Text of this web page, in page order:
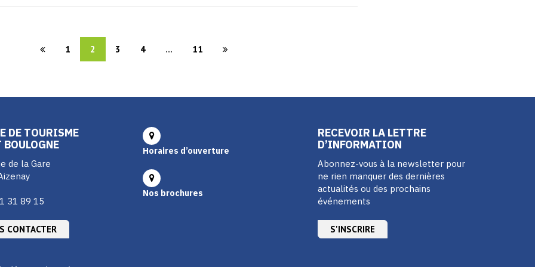
1 2 3 4 ... 11
DE TOURISME
de la Gare
31 89 15
CONTACTER
Horaires d’ouverture
Nos brochures
RECEVOIR LA LETTRE
D’INFORMATION
Abonnez-vous à la newsletter pour
ne rien manquer des dernières
actualités ou des prochains
événements
S'INSCRIRE